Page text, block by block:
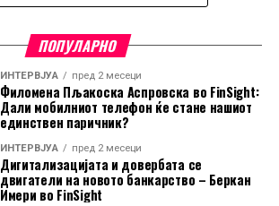
ПОПУЛАРНО
ИНТЕРВЈУА пред 2 месеци
Филомена Пљакоска Аспровска во FinSight:
Дали мобилниот телефон ќе стане нашиот
единствен паричник?
ИНТЕРВЈУА пред 2 месеци
Дигитализацијата и довербата се
двигатели на новото банкарство – Беркан
Имери во FinSight